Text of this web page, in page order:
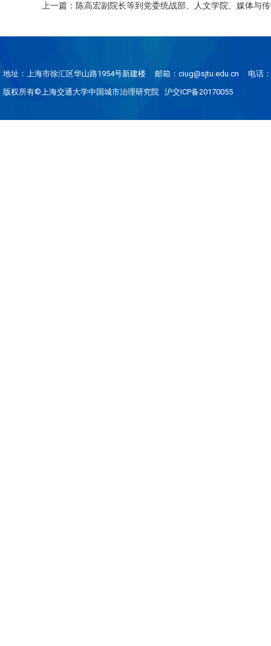
上一篇：陈高宏副院长等到党委统战部、人文学院、媒体与
地址：上海市徐汇区华山路1954号新建楼 邮箱：ciug@sjtu.edu.cn 电话
版权所有©上海交通大学中国城市治理研究院 沪交ICP备20170055